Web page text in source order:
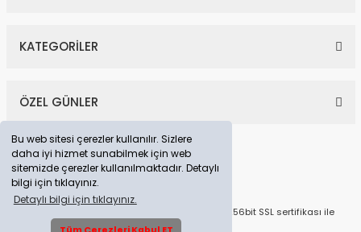
Bu web sitesi çerezler kullanılır. Sizlere
daha iyi hizmet sunabilmek için web
sitemizde çerezler kullanılmaktadır. Detaylı
bilgi için tıklayınız.
Detaylı bilgi için tıklayınız.
KATEGORİLER
ÖZEL GÜNLER
© Tüm Hakları Saklıdır. Kredi kartı bilgileriniz 256bit SSL sertifikası ile
korunmaktadır.